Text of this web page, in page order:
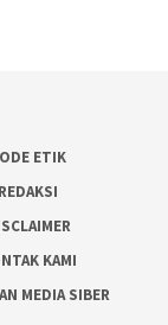
ETIK
REDAKSI
KAMI
MEDIA SIBER